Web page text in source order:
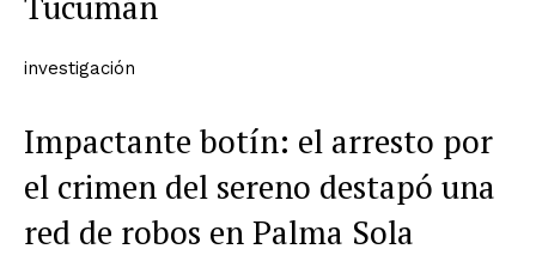
investigación
Impactante botín: el arresto por
el crimen del sereno destapó una
red de robos en Palma Sola